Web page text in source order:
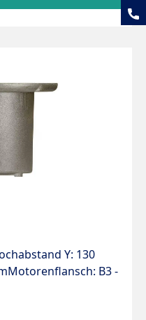
Y: 130
B3 -
- 60 - 60HT - 63 -